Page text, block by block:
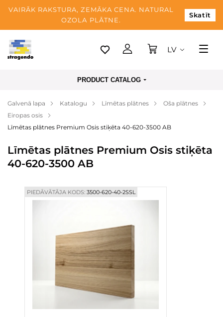
VAIRĀK RAKSTURA, ZEMĀKA CENA. NATURAL
OZOLA PLĀTNE.
Skatīt
Tallina
Apmaksa
Par mums
Blogs
Kontaktinformācija
LV
PRODUCT CATALOG
Galvenā lapa Katalogu Līmētas plātnes
Oša plātnes
Eiropas osis
Līmētas plātnes Premium Osis stiķēta 40-620-3500 AB
Līmētas plātnes Premium Osis stiķēta
40-620-3500 AB
PIEDĀVĀTĀJA KODS:3500-620-40-2SSL